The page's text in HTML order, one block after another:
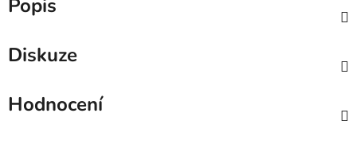
Popis
Diskuze
Hodnocení